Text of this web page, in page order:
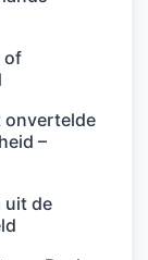
of
onvertelde
–
uit de